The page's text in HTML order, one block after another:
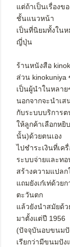
แต่ถ้าเป็นเรื่องข
ชั้นแนวหน้า
เป็นที่นิยมทั้งใน
ญี่ปุ่น
ร้านหนังสือ
ส่วน kinokuniya
เป็นผู้นำในหลาย
นอกจากจะนำเส
กับระบบบริการต
ให้ลูกค้าเลือกห
นั้น)ด้วยตนเอง
ไปชำระเงินที่เค
ระบบจ่ายและทอ
สร้างความแปล
แถมยังเก๋เท่ด้ว
ตะวันตก
แล้วยังนำสมัยด้
มาตั้งแต่ปี 1956
(ปัจจุบันอบขนมปั
เรียกว่ามีขนมปัง